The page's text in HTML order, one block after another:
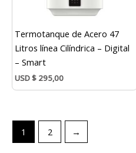
Termotanque de Acero 47
Litros línea Cilíndrica – Digital
– Smart
USD$ 295,00
1 2 →